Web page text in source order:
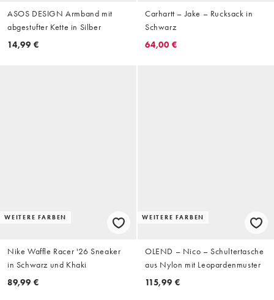
ASOS DESIGN Armband mit
abgestufter Kette in Silber
14,99 €
Carhartt – Jake – Rucksack in
Schwarz
64,00 €
WEITERE FARBEN
Nike Waffle Racer '26 Sneaker
in Schwarz und Khaki
89,99 €
WEITERE FARBEN
OLEND – Nico – Schultertasche
aus Nylon mit Leopardenmuster
115,99 €